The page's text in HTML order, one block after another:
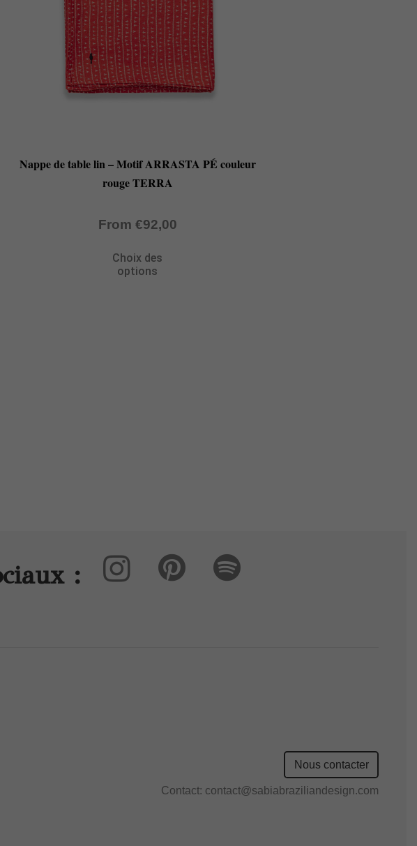
Nappe de table lin – Motif ARRASTA PÉ couleur
rouge TERRA
From €92,00
Choix des
options
:
Nous contacter
Contact: contact@sabiabraziliandesign.com